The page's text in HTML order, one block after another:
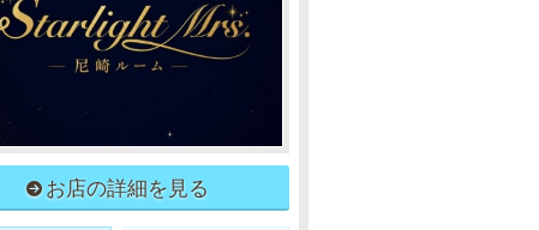
お店の詳細を見る